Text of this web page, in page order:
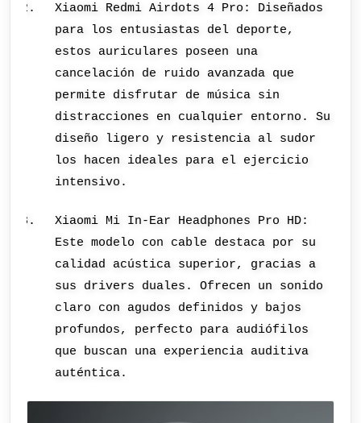
Xiaomi Redmi Airdots 4 Pro: Diseñados
para los entusiastas del deporte,
estos auriculares poseen una
cancelación de ruido avanzada que
permite disfrutar de música sin
distracciones en cualquier entorno. Su
diseño ligero y resistencia al sudor
los hacen ideales para el ejercicio
intensivo.
Xiaomi Mi In-Ear Headphones Pro HD:
Este modelo con cable destaca por su
calidad acústica superior, gracias a
sus drivers duales. Ofrecen un sonido
claro con agudos definidos y bajos
profundos, perfecto para audiófilos
que buscan una experiencia auditiva
auténtica.